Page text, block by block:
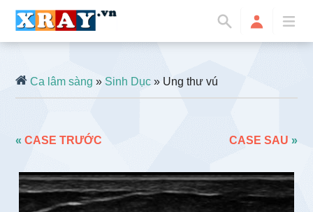
Ca lâm sàng »Sinh Dục » Ung thư vú
«CASE TRƯỚC CASE SAU »